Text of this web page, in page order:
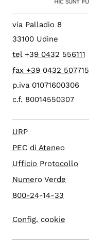
via Palladio 8
33100 Udine
tel +39 0432 556111
fax +39 0432 507715
p.iva 01071600306
c.f. 80014550307
URP
PEC di Ateneo
Ufficio Protocollo
Numero Verde
800-24-14-33
Config. cookie